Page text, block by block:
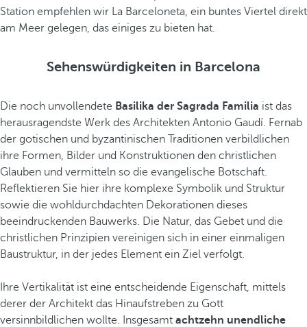
Station empfehlen wir La Barceloneta, ein buntes Viertel direkt
am Meer gelegen, das einiges zu bieten hat.
Sehenswürdigkeiten in Barcelona
Die noch unvollendete Basilika der Sagrada Familia ist das
herausragendste Werk des Architekten Antonio Gaudí. Fernab
der gotischen und byzantinischen Traditionen verbildlichen
ihre Formen, Bilder und Konstruktionen den christlichen
Glauben und vermitteln so die evangelische Botschaft.
Reflektieren Sie hier ihre komplexe Symbolik und Struktur
sowie die wohldurchdachten Dekorationen dieses
beeindruckenden Bauwerks. Die Natur, das Gebet und die
christlichen Prinzipien vereinigen sich in einer einmaligen
Baustruktur, in der jedes Element ein Ziel verfolgt.
Ihre Vertikalität ist eine entscheidende Eigenschaft, mittels
derer der Architekt das Hinaufstreben zu Gott
versinnbildlichen wollte. Insgesamt achtzehn unendliche